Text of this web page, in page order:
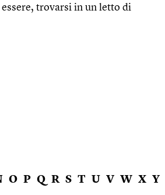
trovarsi in un letto di
O P Q R S T U V W X Y